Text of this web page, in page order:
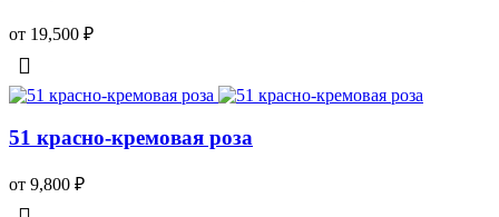
от 19,500 ₽
51 красно-кремовая роза
от 9,800 ₽